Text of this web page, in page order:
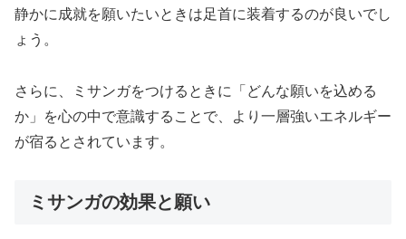
静かに成就を願いたいときは足首に装着するのが良いでし
ょう。
さらに、ミサンガをつけるときに「どんな願いを込める
か」を心の中で意識することで、より一層強いエネルギー
が宿るとされています。
ミサンガの効果と願い